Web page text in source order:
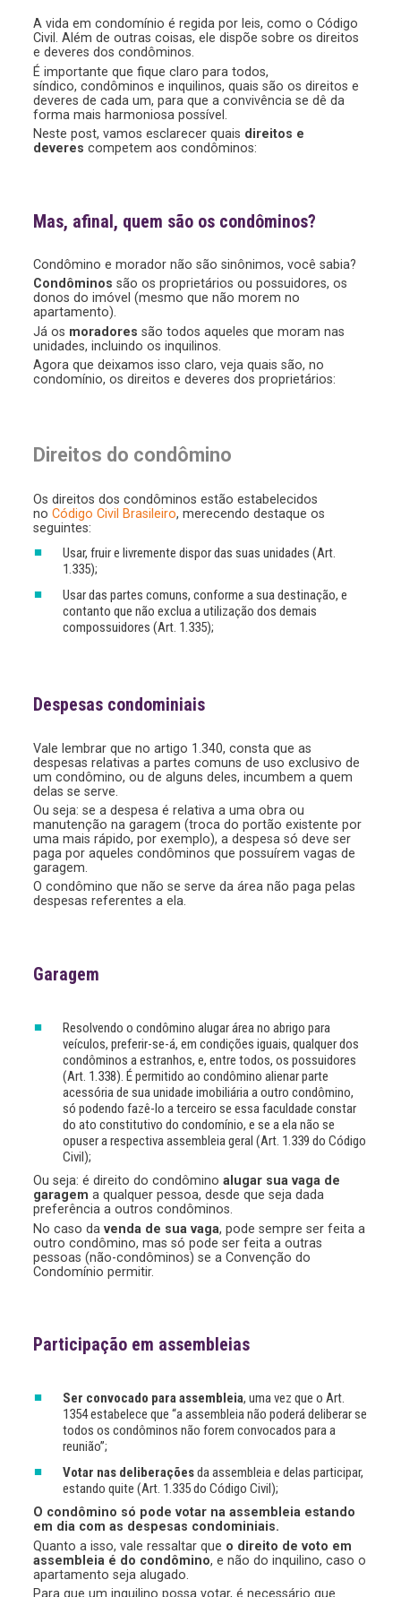
A vida em condomínio é regida por leis, como o Código
Civil. Além de outras coisas, ele dispõe sobre os direitos
e deveres dos condôminos.
É importante que fique claro para todos,
síndico, condôminos e inquilinos, quais são os direitos e
deveres de cada um, para que a convivência se dê da
forma mais harmoniosa possível.
Neste post, vamos esclarecer quais direitos e
deveres competem aos condôminos:
Mas, afinal, quem são os condôminos?
Condômino e morador não são sinônimos, você sabia?
Condôminos são os proprietários ou possuidores, os
donos do imóvel (mesmo que não morem no
apartamento).
Já os moradores são todos aqueles que moram nas
unidades, incluindo os inquilinos.
Agora que deixamos isso claro, veja quais são, no
condomínio, os direitos e deveres dos proprietários:
Direitos do condômino
Os direitos dos condôminos estão estabelecidos
noCódigo Civil Brasileiro, merecendo destaque os
seguintes:
Usar, fruir e livremente dispor das suas unidades (Art.
1.335);
Usar das partes comuns, conforme a sua destinação, e
contanto que não exclua a utilização dos demais
compossuidores (Art. 1.335);
Despesas condominiais
Vale lembrar que no artigo 1.340, consta que as
despesas relativas a partes comuns de uso exclusivo de
um condômino, ou de alguns deles, incumbem a quem
delas se serve.
Ou seja: se a despesa é relativa a uma obra ou
manutenção na garagem (troca do portão existente por
uma mais rápido, por exemplo), a despesa só deve ser
paga por aqueles condôminos que possuírem vagas de
garagem.
O condômino que não se serve da área não paga pelas
despesas referentes a ela.
Garagem
Resolvendo o condômino alugar área no abrigo para
veículos, preferir-se-á, em condições iguais, qualquer dos
condôminos a estranhos, e, entre todos, os possuidores
(Art. 1.338). É permitido ao condômino alienar parte
acessória de sua unidade imobiliária a outro condômino,
só podendo fazê-lo a terceiro se essa faculdade constar
do ato constitutivo do condomínio, e se a ela não se
opuser a respectiva assembleia geral (Art. 1.339 do Código
Civil);
Ou seja: é direito do condôminoalugar sua vaga de
garagem a qualquer pessoa, desde que seja dada
preferência a outros condôminos.
No caso davenda de sua vaga, pode sempre ser feita a
outro condômino, mas só pode ser feita a outras
pessoas (não-condôminos) se a Convenção do
Condomínio permitir.
Participação em assembleias
Ser convocado para assembleia, uma vez que o Art.
1354 estabelece que “a assembleia não poderá deliberar se
todos os condôminos não forem convocados para a
reunião”;
Votar nas deliberaçõesda assembleia e delas participar,
estando quite (Art. 1.335 do Código Civil);
O condômino só pode votar na assembleia estando
em dia com as despesas condominiais.
Quanto a isso, vale ressaltar que o direito de voto em
assembleia é do condômino, e não do inquilino, caso o
apartamento seja alugado.
Para que um inquilino possa votar, é necessário que